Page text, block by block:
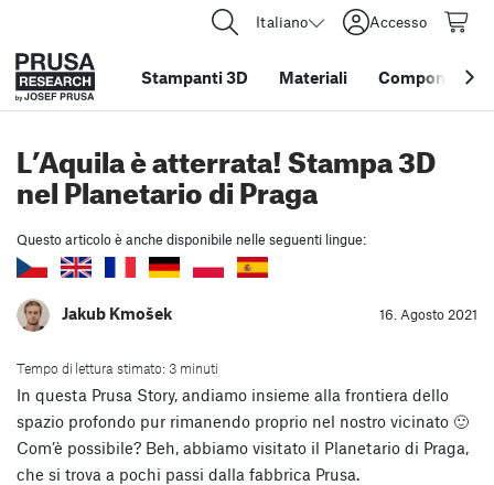
Italiano Accesso
Stampanti 3D Materiali Componenti e
L’Aquila è atterrata! Stampa 3D
nel Planetario di Praga
Questo articolo è anche disponibile nelle seguenti lingue:
Jakub Kmošek 16. Agosto 2021
Tempo di lettura stimato: 3 minuti
In questa Prusa Story, andiamo insieme alla frontiera dello
spazio profondo pur rimanendo proprio nel nostro vicinato 🙂
Com’è possibile? Beh, abbiamo visitato il Planetario di Praga,
che si trova a pochi passi dalla fabbrica Prusa.